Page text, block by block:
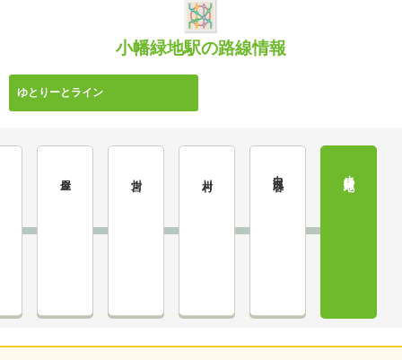
小幡緑地駅の路線情報
ゆとりーとライン